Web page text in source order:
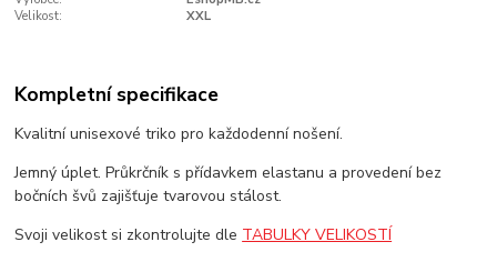
Velikost:
XXL
Kompletní specifikace
Kvalitní unisexové triko pro každodenní nošení.
Jemný úplet. Průkrčník s přídavkem elastanu a provedení bez
bočních švů zajišťuje tvarovou stálost.
Svoji velikost si zkontrolujte dle TABULKY VELIKOSTÍ